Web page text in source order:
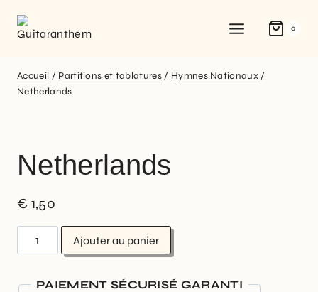
0
Accueil / Partitions et tablatures / Hymnes Nationaux /
Netherlands
Netherlands
€ 1,50
Ajouter au panier
PAIEMENT SÉCURISÉ GARANTI